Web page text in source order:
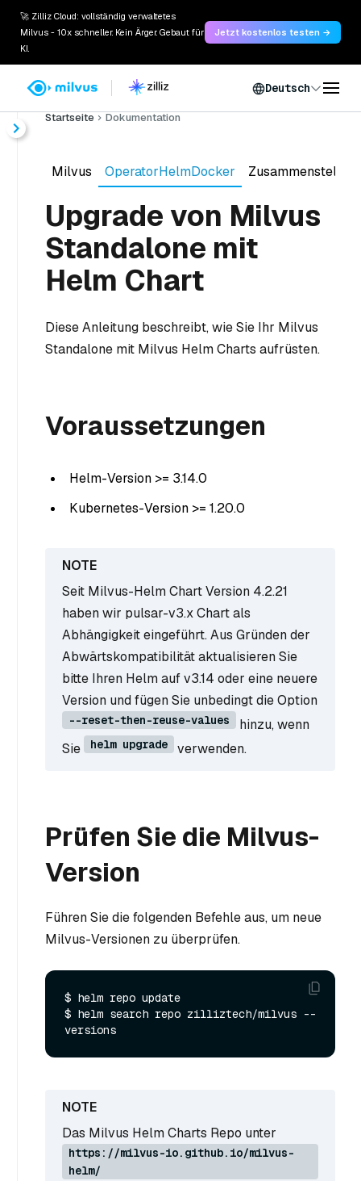
🚀 Zilliz Cloud: vollständig verwaltetes
Milvus - 10x schneller. Kein Ärger. Gebaut für
KI.
Jetzt kostenlos testen →
Deutsch
Startseite Dokumentation
Milvus OperatorHelmDocker Zusammenstellen
Upgrade von Milvus
Standalone mit
Helm Chart
Diese Anleitung beschreibt, wie Sie Ihr Milvus
Standalone mit Milvus Helm Charts aufrüsten.
Voraussetzungen
Helm-Version >= 3.14.0
Kubernetes-Version >= 1.20.0
Seit Milvus-Helm Chart Version 4.2.21
haben wir pulsar-v3.x Chart als
Abhängigkeit eingeführt. Aus Gründen der
Abwärtskompatibilität aktualisieren Sie
bitte Ihren Helm auf v3.14 oder eine neuere
Version und fügen Sie unbedingt die Option
--reset-then-reuse-values
hinzu, wenn
Sie
helm upgrade verwenden.
Prüfen Sie die Milvus-
Version
Führen Sie die folgenden Befehle aus, um neue
Milvus-Versionen zu überprüfen.
$ helm repo update
$ helm search repo zilliztech/milvus --
Das Milvus Helm Charts Repo unter
https://milvus-io.github.io/milvus-
helm/